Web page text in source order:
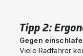
Tipp 2:
Gegen
Viele Radfahrer